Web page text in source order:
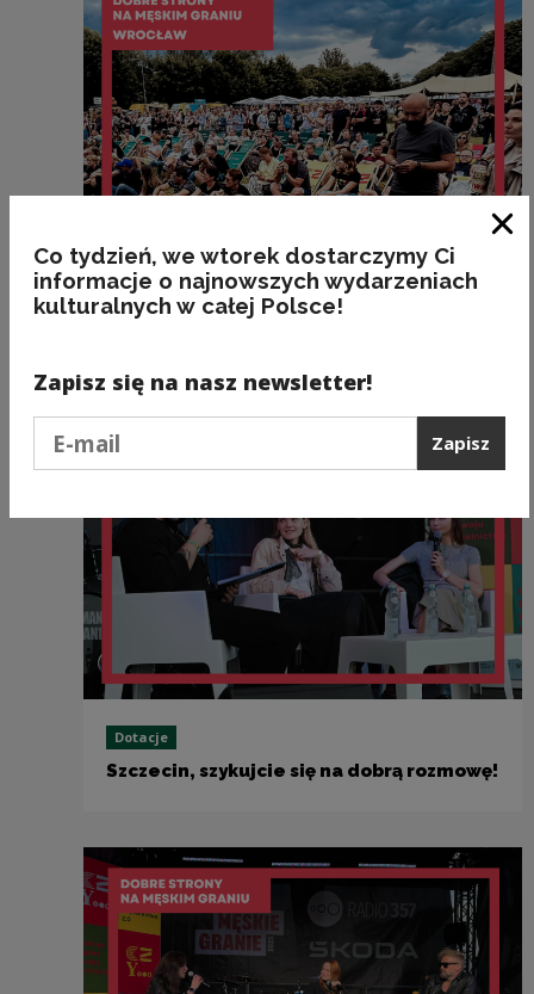
Dotacje
Dotacje
Szczecin, szykujcie się na dobrą rozmowę!
Co tydzień, we wtorek dostarczymy Ci
informacje o najnowszych wydarzeniach
kulturalnych w całej Polsce!
Zapisz się na nasz newsletter!
Zapisz